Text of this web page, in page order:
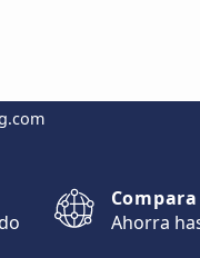
Ahorra